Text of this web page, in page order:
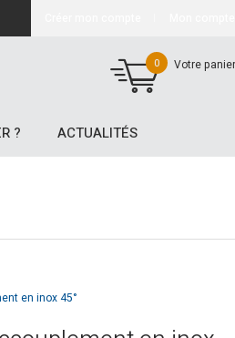
0 Votre panier
? ACTUALITÉS
en inox 45°